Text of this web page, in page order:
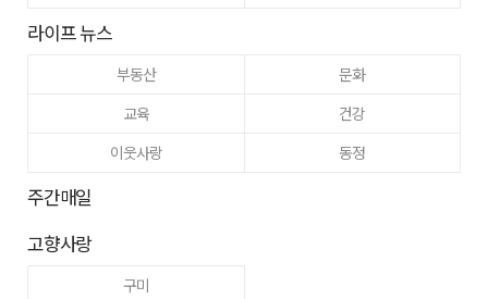
라이프 뉴스
부동산
문화
교육
건강
이웃사랑
동정
주간매일
고향사랑
구미